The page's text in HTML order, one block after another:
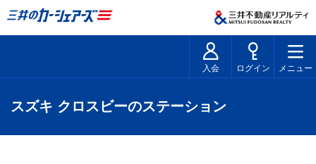
入会 ログイン メニュー
スズキ クロスビーのステーション